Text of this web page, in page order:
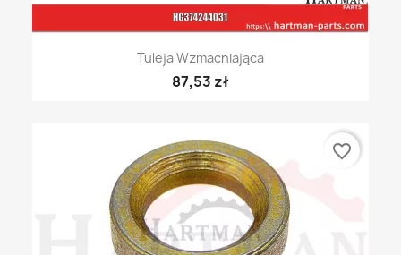
Tuleja Wzmacniająca
87,53 zł
favorite_border